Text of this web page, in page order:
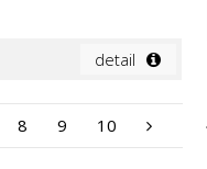
detail
8 9 10